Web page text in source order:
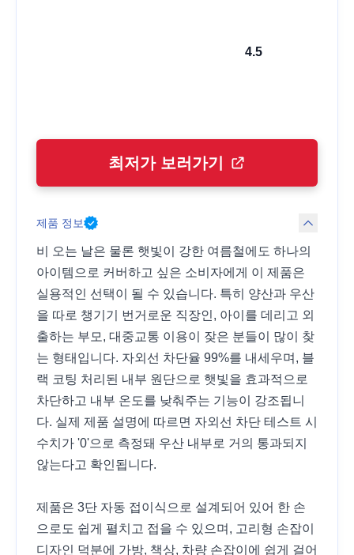
4.5
최저가 보러가기
제품 정보
비 오는 날은 물론 햇빛이 강한 여름철에도 하나의
아이템으로 커버하고 싶은 소비자에게 이 제품은
실용적인 선택이 될 수 있습니다. 특히 양산과 우산
을 따로 챙기기 번거로운 직장인, 아이를 데리고 외
출하는 부모, 대중교통 이용이 잦은 분들이 많이 찾
는 형태입니다. 자외선 차단율 99%를 내세우며, 블
랙 코팅 처리된 내부 원단으로 햇빛을 효과적으로
차단하고 내부 온도를 낮춰주는 기능이 강조됩니
다. 실제 제품 설명에 따르면 자외선 차단 테스트 시
수치가 '0'으로 측정돼 우산 내부로 거의 통과되지
않는다고 확인됩니다.
제품은 3단 자동 접이식으로 설계되어 있어 한 손
으로도 쉽게 펼치고 접을 수 있으며, 고리형 손잡이
디자인 덕분에 가방, 책상, 차량 손잡이에 쉽게 걸어